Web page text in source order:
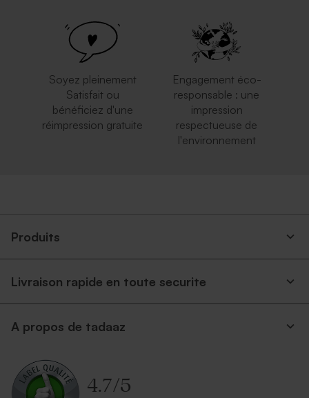
Soyez pleinement
Satisfait ou
bénéficiez d'une
réimpression gratuite
Engagement éco-
responsable : une
impression
respectueuse de
l'environnement
Produits
Livraison rapide en toute securite
A propos de tadaaz
4.7/5